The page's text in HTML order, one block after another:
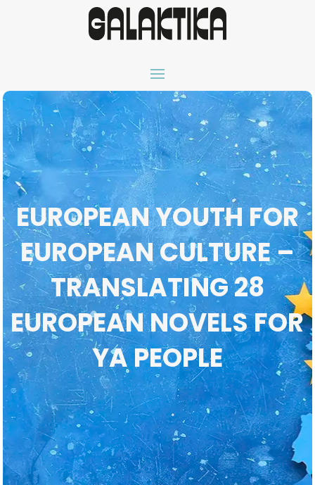
EUROPEAN YOUTH FOR
EUROPEAN CULTURE –
TRANSLATING 28
EUROPEAN NOVELS FOR
YA PEOPLE